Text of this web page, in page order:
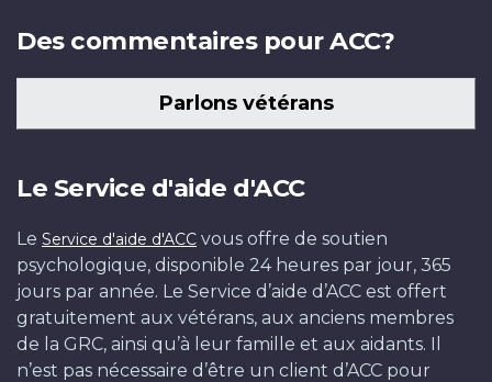
Des commentaires pour ACC?
Parlons vétérans
Le Service d'aide d'ACC
Le Service d'aide d'ACC vous offre de soutien
psychologique, disponible 24 heures par jour, 365
jours par année. Le Service d’aide d’ACC est offert
gratuitement aux vétérans, aux anciens membres
de la GRC, ainsi qu’à leur famille et aux aidants. Il
n’est pas nécessaire d’être un client d’ACC pour